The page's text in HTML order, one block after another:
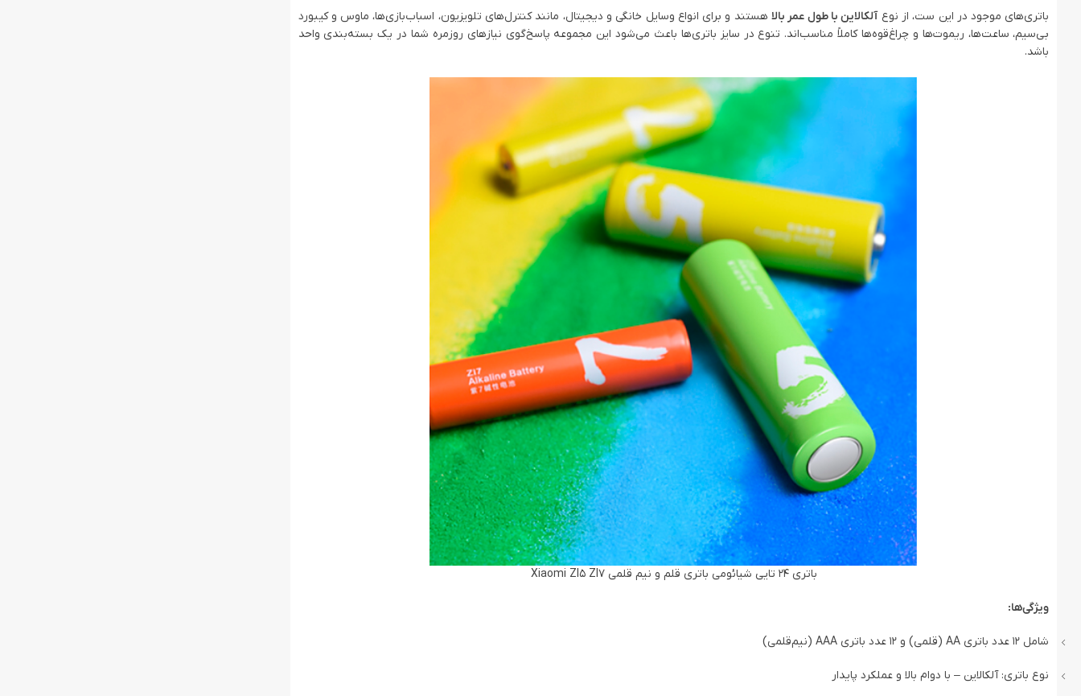
باتری‌های موجود در این ست، از نوعآلکالاین با طول عمر بالاهستند و برای انواع وسایل خانگی و دیجیتال، مانند کنترل‌های تلویزیون، اسباب‌بازی‌ها، ماوس و کیبورد
بی‌سیم، ساعت‌ها، ریموت‌ها و چراغ‌قوه‌ها کاملاً مناسب‌اند. تنوع در سایز باتری‌ها باعث می‌شود این مجموعه پاسخ‌گوی نیازهای روزمره شما در یک بسته‌بندی واحد
باشد.
باتری 24 تایی شیائومی باتری قلم و نیم قلمی Xiaomi ZI5 ZI7
ویژگی‌ها:
شامل ۱۲ عدد باتری AA (قلمی) و ۱۲ عدد باتری AAA (نیم‌قلمی)
نوع باتری: آلکالاین – با دوام بالا و عملکرد پایدار